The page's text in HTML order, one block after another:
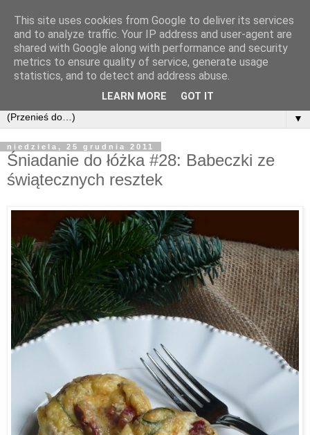
▼
niedziela, 25 grudnia 2011
Śniadanie do łóżka #28: Babeczki ze
świątecznych resztek
This site uses cookies from Google to deliver its services
and to analyze traffic. Your IP address and user-agent are
shared with Google along with performance and security
metrics to ensure quality of service, generate usage
statistics, and to detect and address abuse.
LEARN MORE GOT IT